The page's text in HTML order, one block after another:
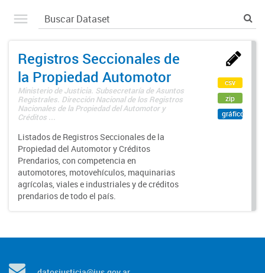
Registros Seccionales de
la Propiedad Automotor
Ministerio de Justicia. Subsecretaría de Asuntos
Registrales. Dirección Nacional de los Registros
Nacionales de la Propiedad del Automotor y
Créditos ...
Listados de Registros Seccionales de la
Propiedad del Automotor y Créditos
Prendarios, con competencia en
automotores, motovehículos, maquinarias
agrícolas, viales e industriales y de créditos
prendarios de todo el país.
csv
zip
gráfico